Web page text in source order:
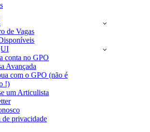
de Vagas
conta no GPO
Avançada
com o GPO (não é
!)
um Articulista
de privacidade